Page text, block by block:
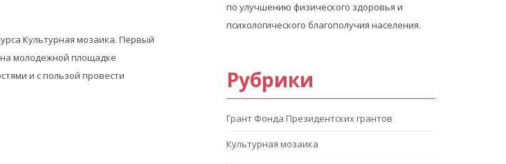
Культурная мозаика. Первый
молодежной площадке
и с пользой провести
по улучшению физического здоровья и
психологического благополучия населения.
Рубрики
Грант Фонда Президентских грантов
Культурная мозаика